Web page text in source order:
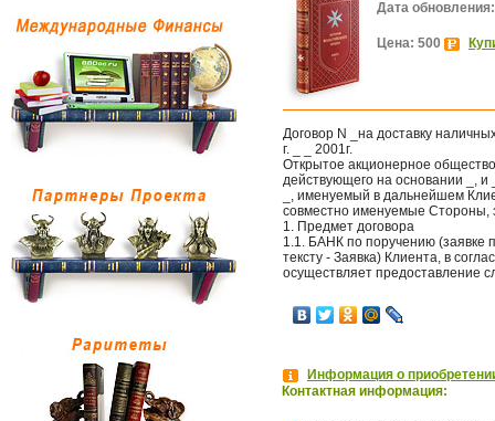
Дата обновления:
Цена: 500
Договор N _на доставку
г. _ _ 2001г.
Открытое акционерное
действующего на основании _, и
_, именуемый в дальнейшем
совместно именуемые Стороны,
1. Предмет договора
1.1. БАНК по поручению (заявке
тексту - Заявка) Клиента, в
осуществляет предоставление
Информация о
Контактная информация: